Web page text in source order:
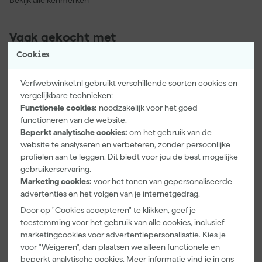
Cookies
Verfwebwinkel.nl gebruikt verschillende soorten cookies en
vergelijkbare technieken:
Functionele cookies: noodzakelijk voor het goed
functioneren van de website.
Beperkt analytische cookies: om het gebruik van de
website te analyseren en verbeteren, zonder persoonlijke
profielen aan te leggen. Dit biedt voor jou de best mogelijke
gebruikerservaring.
Marketing cookies: voor het tonen van gepersonaliseerde
advertenties en het volgen van je internetgedrag.
Door op "Cookies accepteren" te klikken, geef je
toestemming voor het gebruik van alle cookies, inclusief
marketingcookies voor advertentiepersonalisatie. Kies je
voor "Weigeren", dan plaatsen we alleen functionele en
beperkt analytische cookies. Meer informatie vind je in ons
Vaak gekocht met
Festool
500119 UVEX
Morgen
bezorgd
3M 9322+
Aura
FFP2 -
Onderhoudsv
rij - Plooibaar
- Met
uitademventi
Morgen
bezorgd
Paintura
Lucamax
50mx24mm
Morgen
bezorgd
Adviesprijs 6,00